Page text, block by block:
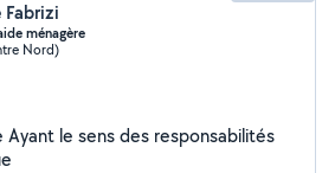
Fabrizi
ménagère
Nord)